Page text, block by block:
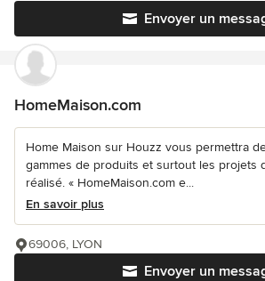
Envoyer un
HomeMaison.com
Home Maison sur Houzz vous permettra
gammes de produits et surtout les projets
réalisé. « HomeMaison.com e...
En savoir plus
Envoyer un
69006, LYON